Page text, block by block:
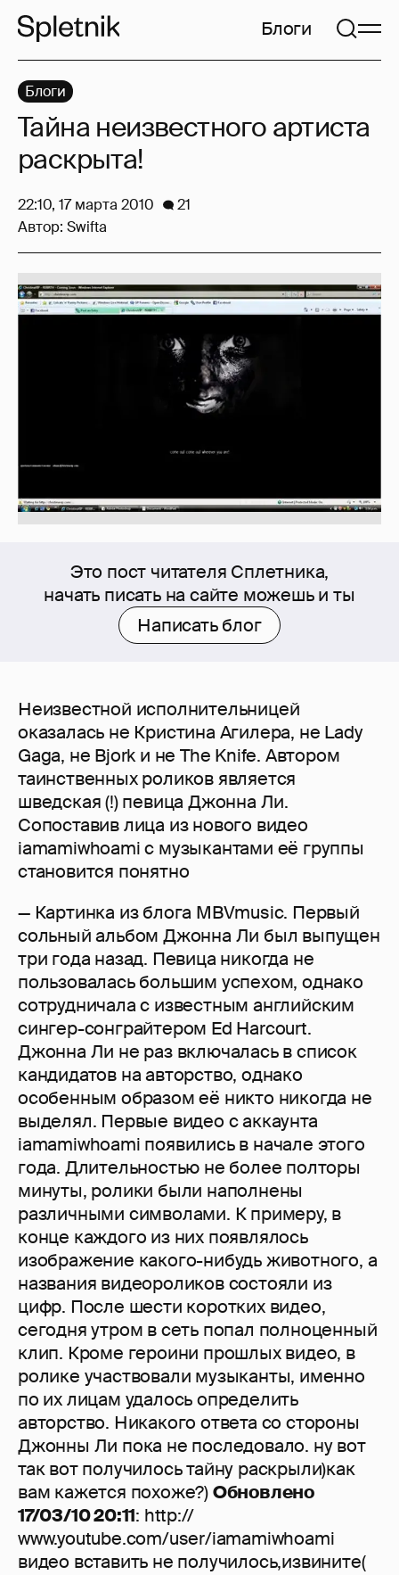
Блоги
Это пост читателя Сплетника,
начать писать на сайте можешь и ты
Написать блог
Неизвестной исполнительницей
оказалась не Кристина Агилера, не Lady
Gaga, не Bjork и не The Knife. Автором
таинственных роликов является
шведская (!) певица Джонна Ли.
Сопоставив лица из нового видео
iamamiwhoami с музыкантами её группы
становится понятно
— Картинка из блога MBVmusic. Первый
сольный альбом Джонна Ли был выпущен
три года назад. Певица никогда не
пользовалась большим успехом, однако
сотрудничала с известным английским
сингер-сонграйтером Ed Harcourt.
Джонна Ли не раз включалась в список
кандидатов на авторство, однако
особенным образом её никто никогда не
выделял. Первые видео с аккаунта
iamamiwhoami появились в начале этого
года. Длительностью не более полторы
минуты, ролики были наполнены
различными символами. К примеру, в
конце каждого из них появлялось
изображение какого-нибудь животного, а
названия видеороликов состояли из
цифр. После шести коротких видео,
сегодня утром в сеть попал полноценный
клип. Кроме героини прошлых видео, в
ролике участвовали музыканты, именно
по их лицам удалось определить
авторство. Никакого ответа со стороны
Джонны Ли пока не последовало. ну вот
так вот получилось тайну раскрыли)как
вам кажется похоже?)Обновлено
17/03/10 20:11: http://
www.youtube.com/user/iamamiwhoami
видео вставить не получилось,извините(
Блоги
Тайна неизвестного артиста
раскрыта!
22:10, 17 марта 2010
21
Автор: Swifta